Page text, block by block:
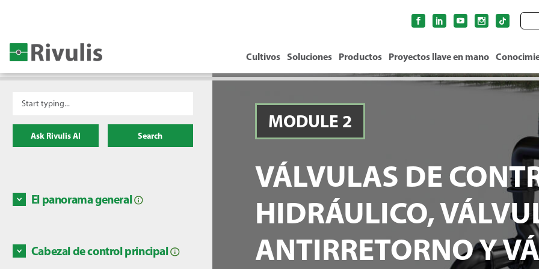
Cultivos Soluciones Productos Proyectos llave en mano
Ask Rivulis AI Search
El panorama general
Nivel alto – todos los sistemas de riego por
goteo tienen los siguientes componentes y
caudal
Cabezal de control principal
1. Presuriza el sistema (bomba)
MODULE 2
VÁLVULAS DE
HIDRÁULICO,
ANTIRRETORNO Y